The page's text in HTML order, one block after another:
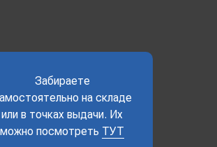
Забираете
на складе
или в точках выдачи. Их
можно посмотреть ТУТ